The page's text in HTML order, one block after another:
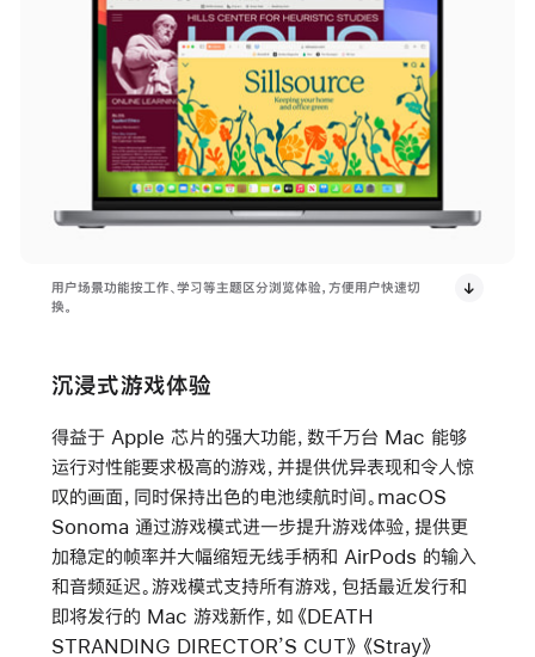
用户场景功能按工作、学习等主题区分浏览体验，方便用户快速切
换。
沉浸式游戏体验
得益于 Apple 芯片的强大功能，数千万台 Mac 能够
运行对性能要求极高的游戏，并提供优异表现和令人惊
叹的画面，同时保持出色的电池续航时间。macOS
Sonoma 通过游戏模式进一步提升游戏体验，提供更
加稳定的帧率并大幅缩短无线手柄和 AirPods 的输入
和音频延迟。 游戏模式支持所有游戏，包括最近发行和
即将发行的 Mac 游戏新作，如《DEATH
STRANDING DIRECTOR’S CUT》《Stray》